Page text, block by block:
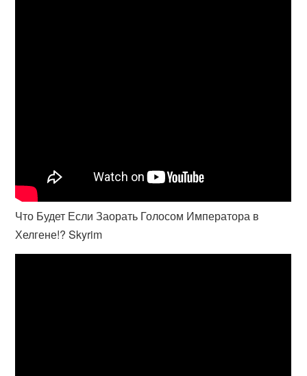
Что Будет Если Заорать Голосом Императора в
Хелгене!? Skyrim